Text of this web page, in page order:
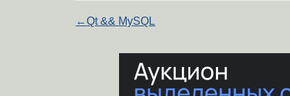
←Qt && MySQL